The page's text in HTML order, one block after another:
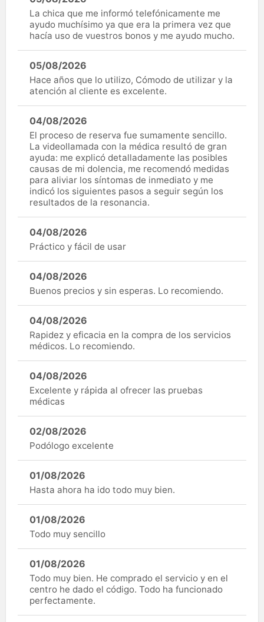
La chica que me informó telefónicamente me
ayudo muchísimo ya que era la primera vez que
hacía uso de vuestros bonos y me ayudo mucho.
05/08/2026
Hace años que lo utilizo, Cómodo de utilizar y la
atención al cliente es excelente.
04/08/2026
El proceso de reserva fue sumamente sencillo.
La videollamada con la médica resultó de gran
ayuda: me explicó detalladamente las posibles
causas de mi dolencia, me recomendó medidas
para aliviar los síntomas de inmediato y me
indicó los siguientes pasos a seguir según los
resultados de la resonancia.
04/08/2026
Práctico y fácil de usar
04/08/2026
Buenos precios y sin esperas. Lo recomiendo.
04/08/2026
Rapidez y eficacia en la compra de los servicios
médicos. Lo recomiendo.
04/08/2026
Excelente y rápida al ofrecer las pruebas
médicas
02/08/2026
Podólogo excelente
01/08/2026
Hasta ahora ha ido todo muy bien.
01/08/2026
Todo muy sencillo
01/08/2026
Todo muy bien. He comprado el servicio y en el
centro he dado el código. Todo ha funcionado
perfectamente.